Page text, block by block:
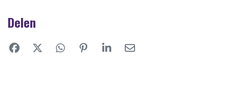
Delen